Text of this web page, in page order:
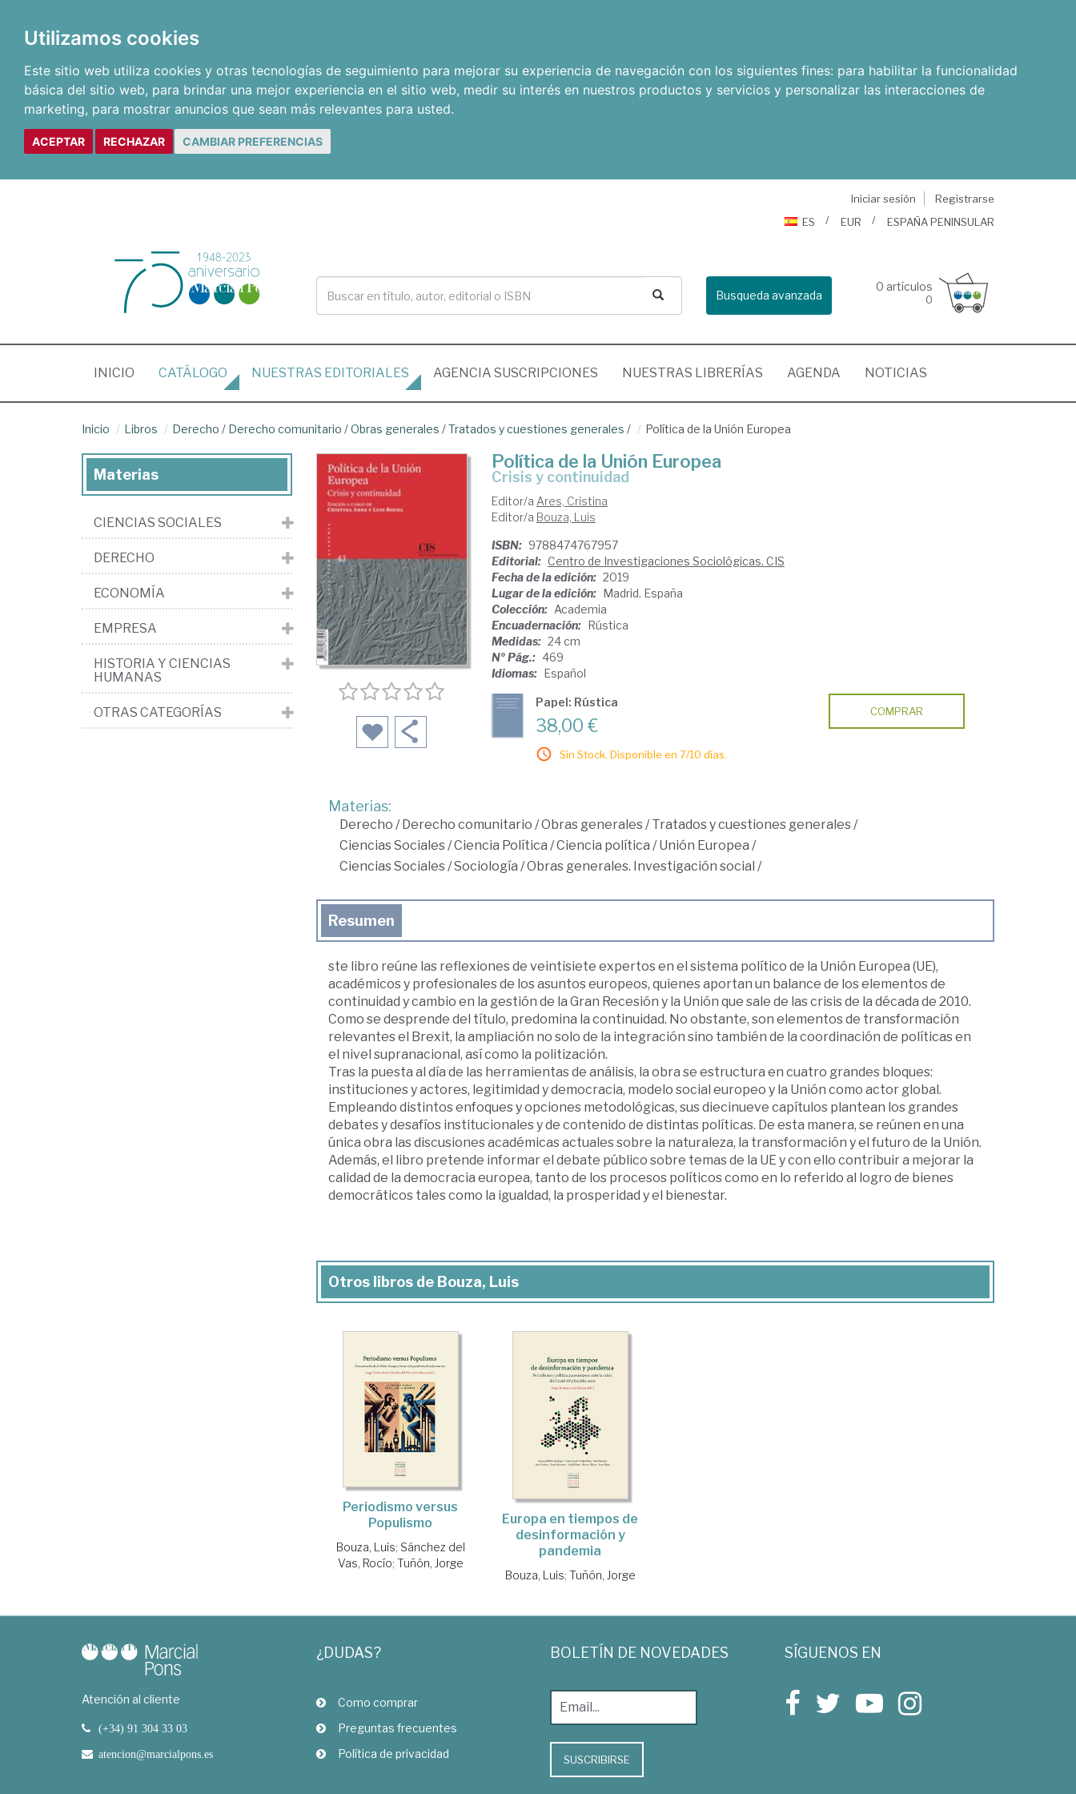
Utilizamos cookies
Este sitio web utiliza cookies y otras tecnologías de seguimiento para mejorar su experiencia de navegación con los siguientes fines: para habilitar la funcionalidad
básica del sitio web, para brindar una mejor experiencia en el sitio web, medir su interés en nuestros productos y servicios y personalizar las interacciones de
marketing, para mostrar anuncios que sean más relevantes para usted.
ACEPTAR RECHAZAR CAMBIAR PREFERENCIAS
Iniciar sesión
Registrarse
ES
EUR ESPAÑA PENINSULAR
Busqueda avanzada
0 artículos
0
INICIO (CURRENT)
CATÁLOGO NUESTRAS EDITORIALES AGENCIA SUSCRIPCIONES NUESTRAS LIBRERÍAS AGENDA NOTICIAS
Inicio Libros Derecho / Derecho comunitario /Obras generales /Tratados y cuestiones generales / Política de la Unión Europea
Política de la Unión Europea
crisis y continuidad
Editor/a Ares, Cristina
Editor/a Bouza, Luis
ISBN: 9788474767957
Editorial: Centro de Investigaciones Sociológicas. CIS
Fecha de la edición: 2019
Lugar de la edición: Madrid. España
Colección: Academia
Encuadernación: Rústica
Medidas: 24 cm
Nº Pág.: 469
Idiomas: Español
Papel: Rústica
38,00 €
Sin Stock. Disponible en 7/10 días.
COMPRAR
Materias:
Derecho /Derecho comunitario /Obras generales/Tratados y cuestiones generales/
Ciencias Sociales/Ciencia Política /Ciencia política /Unión Europea /
Ciencias Sociales/Sociología /Obras generales. Investigación social /
Resumen
ste libro reúne las reflexiones de veintisiete expertos en el sistema político de la Unión Europea (UE),
académicos y profesionales de los asuntos europeos, quienes aportan un balance de los elementos de
continuidad y cambio en la gestión de la Gran Recesión y la Unión que sale de las crisis de la década de 2010.
Como se desprende del título, predomina la continuidad. No obstante, son elementos de transformación
relevantes el Brexit, la ampliación no solo de la integración sino también de la coordinación de políticas en
el nivel supranacional, así como la politización.
Tras la puesta al día de las herramientas de análisis, la obra se estructura en cuatro grandes bloques:
instituciones y actores, legitimidad y democracia, modelo social europeo y la Unión como actor global.
Empleando distintos enfoques y opciones metodológicas, sus diecinueve capítulos plantean los grandes
debates y desafíos institucionales y de contenido de distintas políticas. De esta manera, se reúnen en una
única obra las discusiones académicas actuales sobre la naturaleza, la transformación y el futuro de la Unión.
Además, el libro pretende informar el debate público sobre temas de la UE y con ello contribuir a mejorar la
calidad de la democracia europea, tanto de los procesos políticos como en lo referido al logro de bienes
democráticos tales como la igualdad, la prosperidad y el bienestar.
Otros libros de Bouza, Luis
Periodismo versus
Populismo
Bouza, Luis; Sánchez del
Vas, Rocío; Tuñón, Jorge
Europa en tiempos de
desinformación y
pandemia
Bouza, Luis; Tuñón, Jorge
Materias
CIENCIAS SOCIALES
DERECHO
ECONOMÍA
EMPRESA
HISTORIA Y CIENCIAS
HUMANAS
OTRAS CATEGORÍAS
Atención al cliente
(+34) 91 304 33 03
atencion@marcialpons.es
¿DUDAS?
Como comprar
Preguntas frecuentes
Política de privacidad
BOLETÍN DE NOVEDADES
SUSCRIBIRSE
SÍGUENOS EN